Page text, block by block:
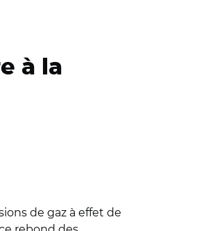
à la
de gaz à effet de